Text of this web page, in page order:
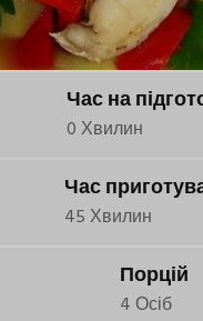
Час на
0 Хвилин
Час
45 Хвилин
Порцій
4 Осіб